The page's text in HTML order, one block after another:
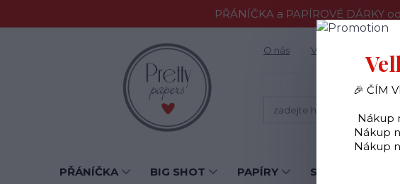
PŘÁNÍČKA a PAPÍROVÉ DÁRKY
O nás Vše o nákupu
PŘÁNÍČKA BIG SHOT PAPÍRY SAMOLEPKY
🎉 ČÍM
Nákup
Nákup
Nákup